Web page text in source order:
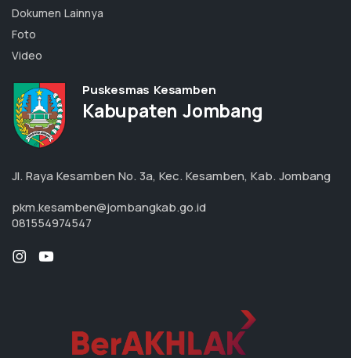
Dokumen Lainnya
Foto
Video
Puskesmas Kesamben
Kabupaten Jombang
Jl. Raya Kesamben No. 3a, Kec. Kesamben, Kab. Jombang
pkm.kesamben@jombangkab.go.id
081554974547